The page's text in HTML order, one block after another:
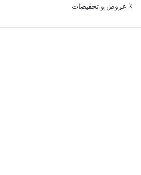
عروض و تخفيضات